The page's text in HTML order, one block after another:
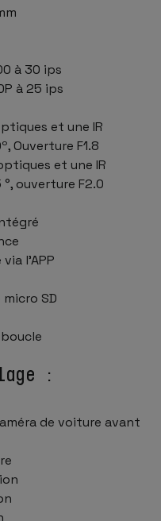
à 30 ips
à 25 ips
et une IR
Ouverture F1.8
et une IR
°, ouverture F2.0
l'APP
SD
:
de voiture avant